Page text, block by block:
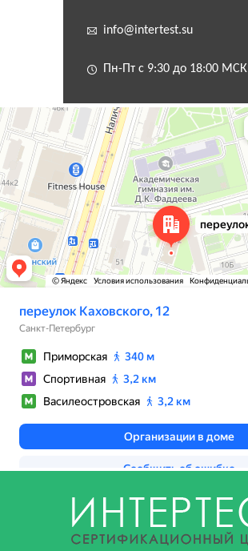
Санкт‑Петербург
Переулок Каховского, 12 — Яндекс Карты
info@intertest.su
Пн-Пт с 9:30 до 18:00 МСК